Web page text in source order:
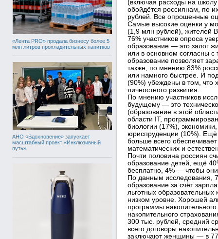
«Лента PRO» продала бизнесу более 5
млн литров прохладительных напитков
АНО «Вдохновение» запускает
масштабный проект «Инклюзивный
путь»
(включая расходы на
обойдётся россиянам, по
рублей. Все опрошенные
Самые высокие оценки у
(1,9 млн рублей), жителей
76% участников опроса
образование — это залог
или в основном согласны
образование позволяет
также, по мнению 83%
или намного быстрее. И
(90%) убеждены в том, что
личностного развития.
По мнению участников
будущему — это
(образование в этой
области IT,
биологии (17%),
юриспруденции (10%). Ещё
больше всего
математических и
Почти половина россиян
образование детей, ещё
бесплатно, 4% — чтобы
По данным исследования,
образование за счёт
льготных образовательных
низком уровне. Хорошей
программы
накопительного
300 тыс. рублей, средний
всего договоры
заключают женщины — в